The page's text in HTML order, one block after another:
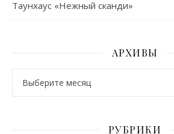
Таунхаус «Нежный сканди»
АРХИВЫ
РУБРИКИ